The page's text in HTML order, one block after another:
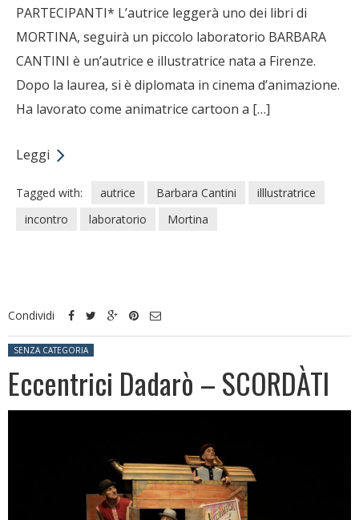
PARTECIPANTI* L’autrice leggerà uno dei libri di
MORTINA, seguirà un piccolo laboratorio BARBARA
CANTINI è un’autrice e illustratrice nata a Firenze.
Dopo la laurea, si è diplomata in cinema d’animazione.
Ha lavorato come animatrice cartoon a […]
Leggi
Tagged with: autrice Barbara Cantini
illlustratrice
incontro
laboratorio Mortina
Condividi
Posted in:
SENZA CATEGORIA
Eccentrici Dadarò – SCORDÀTI